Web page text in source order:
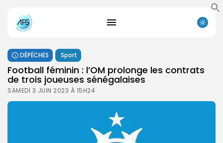
DÉPÊCHES Sport
Football féminin : l’OM prolonge les contrats
de trois joueuses sénégalaises
SAMEDI 3 JUIN 2023 À 15H24